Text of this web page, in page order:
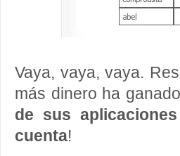
Vaya, vaya, vaya.
más dinero ha
de sus
cuenta!